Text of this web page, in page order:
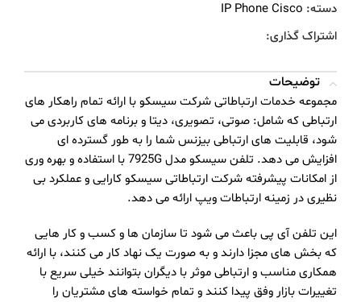
دسته: IP Phone Cisco
اشتراک گذاری:
توضیحات
مجموعه خدمات ارتباطاتی شرکت سیسکو با ارائه تمام راهکار های
ارتباطی که شامل: صوتی، تصویری، دیتا و برنامه های کاربردی می
شود، قابلیت های ارتباطی بیزنس شما را به طور گسترده ای
افزایش می دهد. تلفن سیسکو مدل 7925G با استفاده و بهره وری
از امکانات پیشرفته شرکت ارتباطاتی سیسکو کارایی و عملکرد بی
نظیری در زمینه ارتباطات ویپ ارائه می دهد.
این تلفن آی پی باعث می شود تا سازمان ها و کسب و کار هایی
که بخش های مجزا دارند و به صورت یک نهاد کار می کنند، با ارائه
همکاری مناسب و ارتباطی موثر با دیگران بتوانند خیلی سریع با
تغییرات بازار وفق پیدا کنند و تمام خواسته های مشتریان را